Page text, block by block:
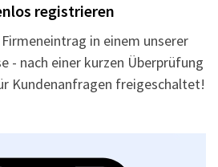
registrieren
in einem unserer
- nach einer kurzen Überprüfung
Kundenanfragen freigeschaltet!